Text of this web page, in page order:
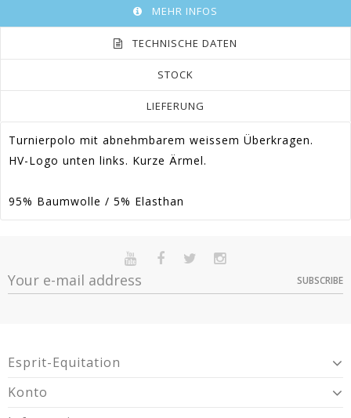
MEHR INFOS
TECHNISCHE DATEN
STOCK
LIEFERUNG
Turnierpolo mit abnehmbarem weissem Überkragen.
HV-Logo unten links. Kurze Ärmel.
95% Baumwolle / 5% Elasthan
0403090003BLL
Förderung 64
Sur commande Indisponible
Option
Dispo
0403090003BLXXL
0403090003BEXS
Champagner - L -
SUBSCRIBE
Esprit-Equitation
Konto